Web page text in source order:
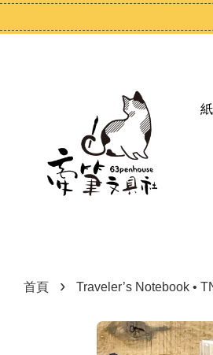
首頁 › Traveler’s Notebook •